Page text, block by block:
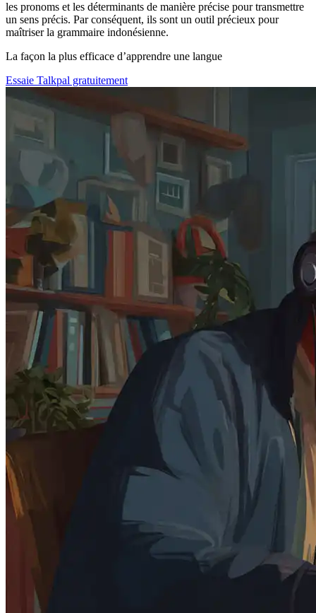
les pronoms et les déterminants de manière précise pour transmettre
un sens précis. Par conséquent, ils sont un outil précieux pour
maîtriser la grammaire indonésienne.
La façon la plus efficace d’apprendre une langue
Essaie Talkpal gratuitement